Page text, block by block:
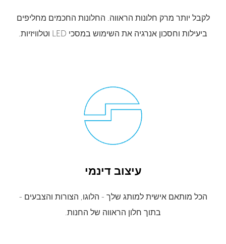
לקבל יותר מרק חלונות הראווה. החלונות החכמים מחליפים
ביעילות וחסכון אנרגיה את השימוש במסכי LED וטלוויזיות.
עיצוב דינמי
הכל מותאם אישית למותג שלך - הלוגו, הצורות והצבעים -
בתוך חלון הראווה של החנות.